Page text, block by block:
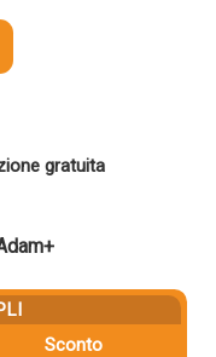
gratuita
Sconto